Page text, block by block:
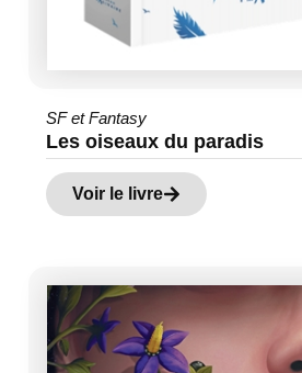
SF et Fantasy
Les oiseaux du paradis
Voir le livre